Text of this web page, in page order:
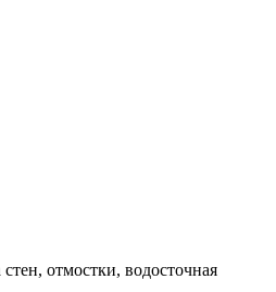
отмостки, водосточная